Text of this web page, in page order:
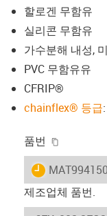
할로겐 무함유
실리콘 무함유
가수분해 내성,
PVC 무함유유
CFRIP®
chainflex® 등급
품번
igus-icon-
제조업체 품번.